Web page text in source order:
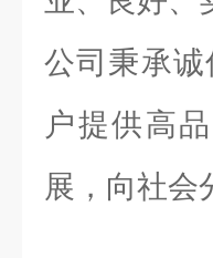
公司秉承
户提供高
展，向社会